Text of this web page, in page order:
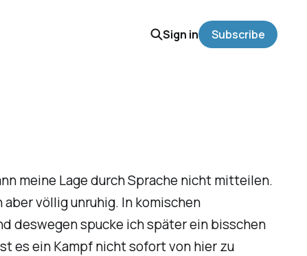
Sign in Subscribe
meine Lage durch Sprache nicht mitteilen.
völlig unruhig. In komischen
deswegen spucke ich später ein bisschen
es ein Kampf nicht sofort von hier zu